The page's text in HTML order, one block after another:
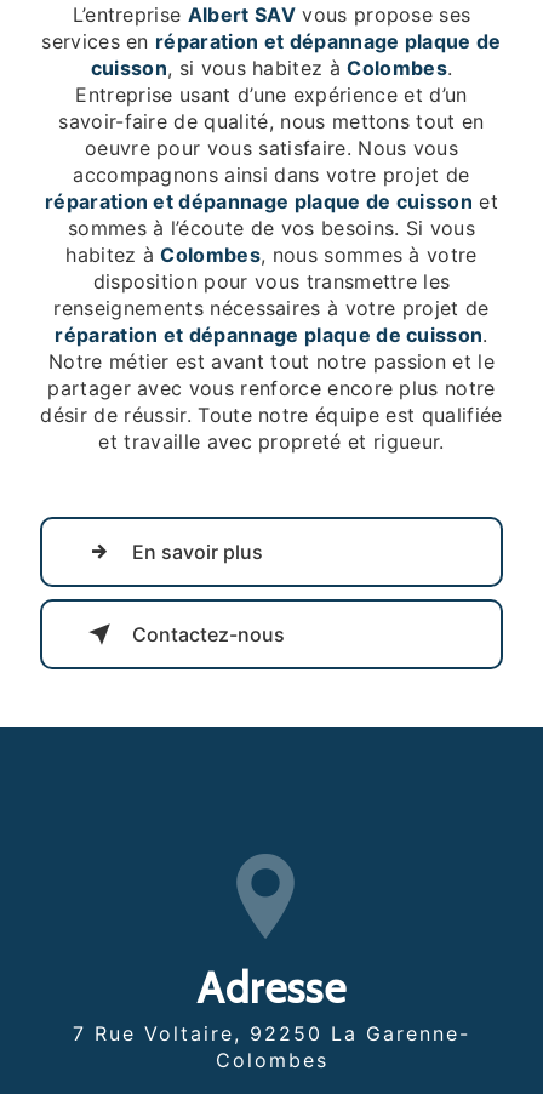
L’entreprise Albert SAVvous propose ses
services en réparation et dépannage plaque de
cuisson, si vous habitez àColombes.
Entreprise usant d’une expérience et d’un
savoir-faire de qualité, nous mettons tout en
oeuvre pour vous satisfaire. Nous vous
accompagnons ainsi dans votre projet de
réparation et dépannage plaque de cuisson et
sommes à l’écoute de vos besoins. Si vous
habitez àColombes, nous sommes à votre
disposition pour vous transmettre les
renseignements nécessaires à votre projet de
réparation et dépannage plaque de cuisson.
Notre métier est avant tout notre passion et le
partager avec vous renforce encore plus notre
désir de réussir. Toute notre équipe est qualifiée
et travaille avec propreté et rigueur.
En savoir plus
Contactez-nous
Adresse
7 Rue Voltaire, 92250 La Garenne-
Colombes